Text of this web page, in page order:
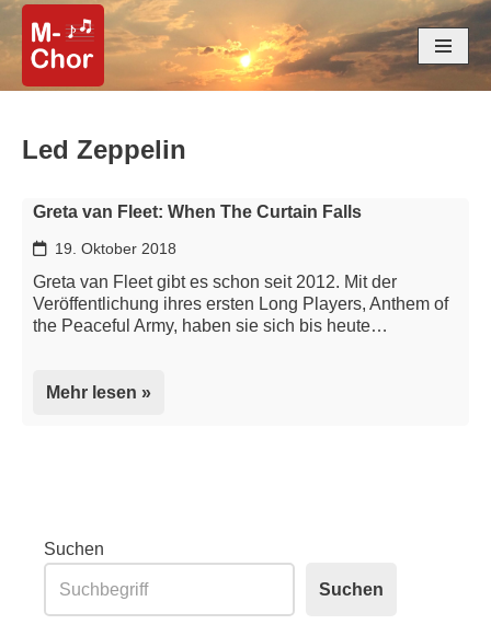
Zum
Inhalt
Led Zeppelin
Greta van Fleet: When The Curtain Falls
19. Oktober 2018
Greta van Fleet gibt es schon seit 2012. Mit der
Veröffentlichung ihres ersten Long Players, Anthem of
the Peaceful Army, haben sie sich bis heute…
Mehr lesen »
Suchen
Suchen